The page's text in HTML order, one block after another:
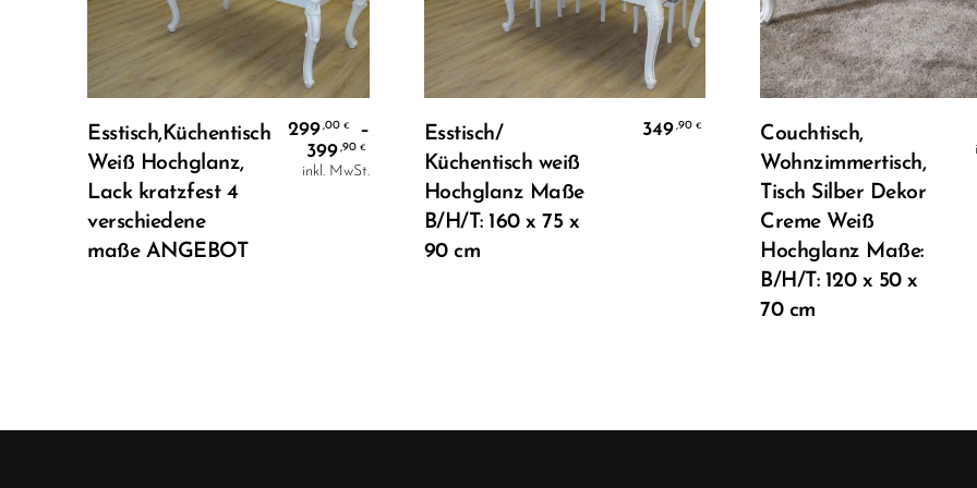
Ausführung Wählen
Esstisch,Küchentisch
Weiß Hochglanz,
Lack kratzfest 4
verschiedene
maße ANGEBOT
299,00 €
–
399,90 €
inkl. MwSt.
Esstisch/
Küchentisch weiß
Hochglanz Maße
B/H/T: 160 x 75 x
90 cm
349,90 €
In Den Warenkorb
Couchtisch,
Wohnzimmertisch,
Tisch Silber Dekor
Creme Weiß
Hochglanz Maße:
B/H/T: 120 x 50 x
70 cm